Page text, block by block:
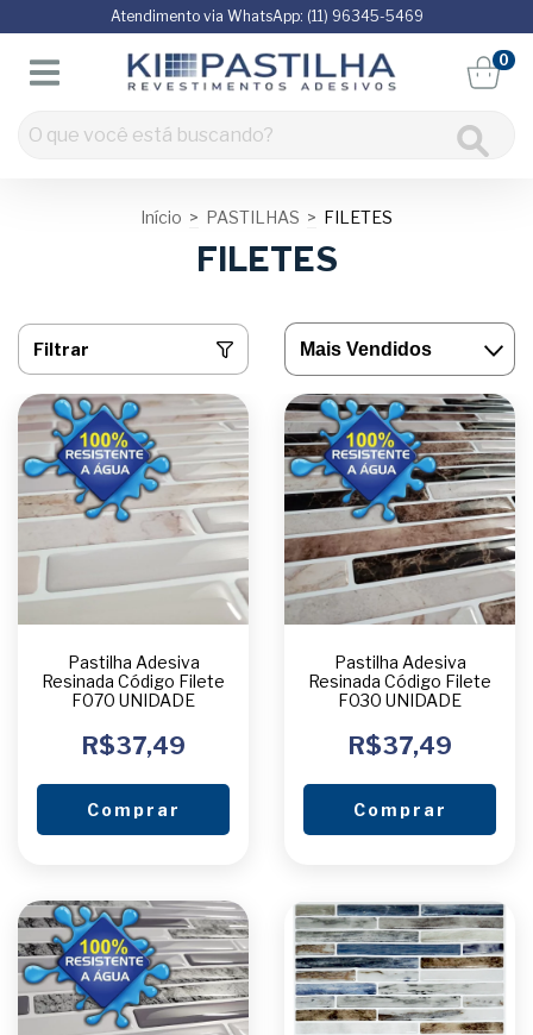
Atendimento via WhatsApp: (11) 96345-5469
0
Início > PASTILHAS > FILETES
FILETES
Filtrar
Pastilha Adesiva
Resinada Código Filete
F070 UNIDADE
R$37,49
Comprar
Pastilha Adesiva
Resinada Código Filete
F030 UNIDADE
R$37,49
Comprar